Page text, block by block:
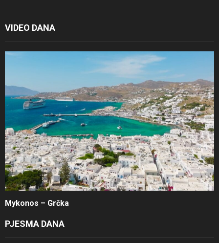
VIDEO DANA
Mykonos – Grčka
PJESMA DANA